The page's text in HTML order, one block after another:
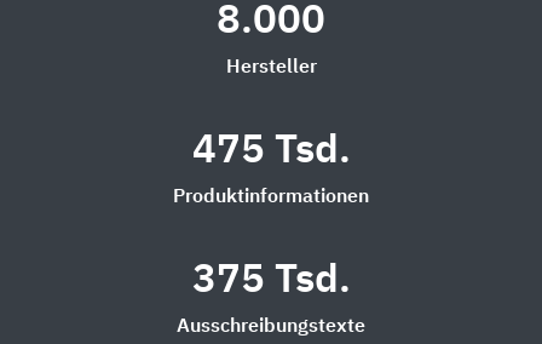
8.000
Hersteller
475 Tsd.
Produktinformationen
375 Tsd.
Ausschreibungstexte